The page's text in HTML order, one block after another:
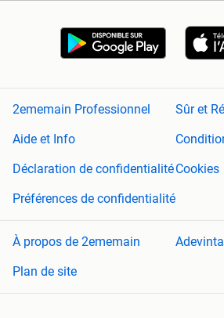
2ememain Professionnel
Sûr et
Aide et Info
Déclaration de confidentialitéCookies
Préférences de confidentialité
À propos de 2ememain
Adevinta
Plan de site